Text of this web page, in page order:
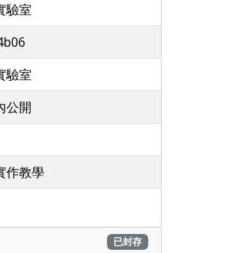
驗室
驗室
公開
作教學
已封存